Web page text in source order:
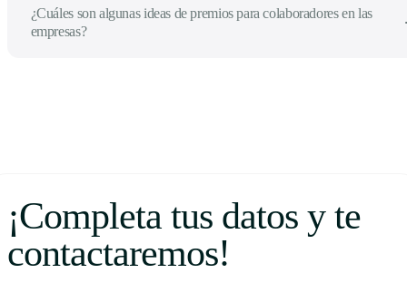
¿Cuáles son algunas ideas de premios para colaboradores en las
empresas?
¡Completa tus datos y te
contactaremos!